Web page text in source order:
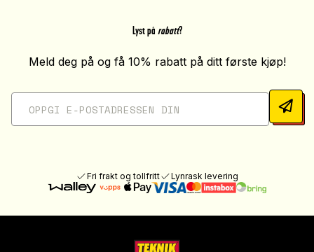
Lyst på rabatt?
Meld deg på og få 10% rabatt på ditt første kjøp!
Fri frakt og tollfritt Lynrask levering